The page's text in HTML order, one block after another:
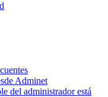
Adminet
del administrador está